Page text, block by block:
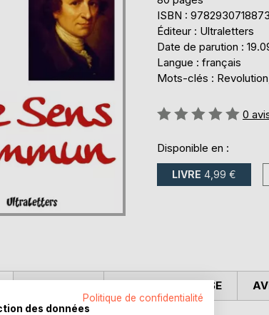
ISBN : 9782930718873
Éditeur : Ultraletters
Date de parution :
Langue : français
Mots-clés :
Évaluation:
0
Disponible en :
LIVRE 4,99 €
CRITIQUES PRESSE
Politique de confidentialité
des données